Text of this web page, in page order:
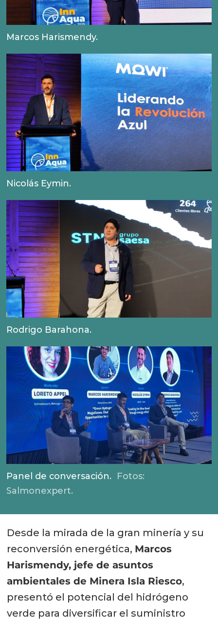
Marcos Harismendy.
Nicolás Eymin.
Rodrigo Barahona.
Panel de conversación.
Fotos:
Salmonexpert.
Desde la mirada de la gran minería y su
reconversión energética, Marcos
Harismendy, jefe de asuntos
ambientales de Minera Isla Riesco,
presentó el potencial del hidrógeno
verde para diversificar el suministro